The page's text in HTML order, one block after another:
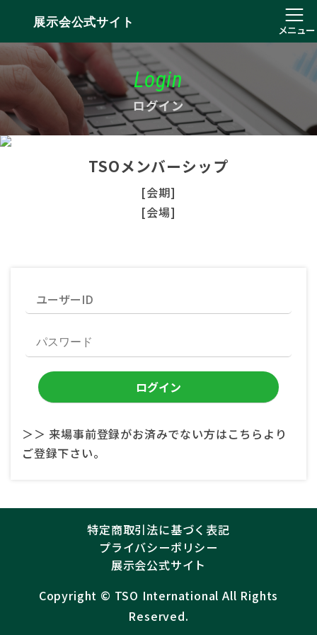
展示会公式サイト
メニュー
Login
ログイン
TSOメンバーシップ
[会期]
[会場]
＞＞ 来場事前登録がお済みでない方はこちらより
ご登録下さい。
特定商取引法に基づく表記
プライバシーポリシー
展示会公式サイト
Copyright ©︎ TSO International All Rights
Reserved.